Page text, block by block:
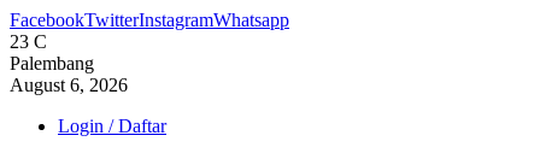
FacebookTwitterInstagramWhatsapp
23 C
Palembang
August 6, 2026
Login / Daftar